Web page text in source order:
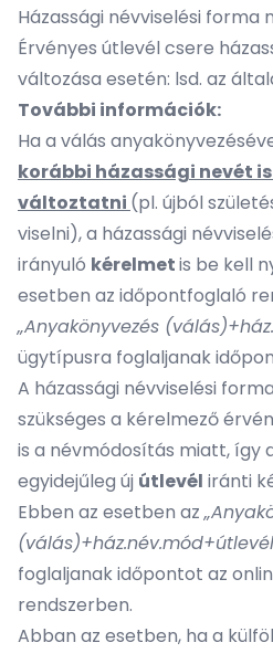
Házassági névviselési forma
Érvényes útlevél csere
változása esetén: lsd. az
További információk:
Ha a válás
korábbi házassági nevét
változtatni (pl. újból
viselni), a házassági
irányuló kérelmetis be kell
esetben az időpontfoglaló
„Anyakönyvezés
ügytípusra foglaljanak
A házassági névviselési
szükséges a kérelmező
is a névmódosítás miatt, így
egyidejűleg új útlevél iránti
Ebben az esetben az
foglaljanak időpontot az
rendszerben.
Abban az esetben, ha a